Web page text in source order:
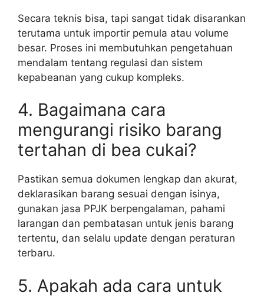
Secara teknis bisa, tapi sangat tidak disarankan
terutama untuk importir pemula atau volume
besar. Proses ini membutuhkan pengetahuan
mendalam tentang regulasi dan sistem
kepabeanan yang cukup kompleks.
4. Bagaimana cara
mengurangi risiko barang
tertahan di bea cukai?
Pastikan semua dokumen lengkap dan akurat,
deklarasikan barang sesuai dengan isinya,
gunakan jasa PPJK berpengalaman, pahami
larangan dan pembatasan untuk jenis barang
tertentu, dan selalu update dengan peraturan
terbaru.
5. Apakah ada cara untuk